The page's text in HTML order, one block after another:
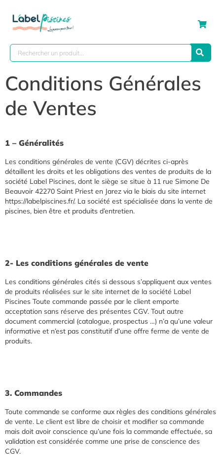
Conditions Générales
de Ventes
1 – Généralités
Les conditions générales de vente (CGV) décrites ci-après
détaillent les droits et les obligations des ventes de produits de la
société Label Piscines, dont le siège se situe à 11 rue Simone De
Beauvoir 42270 Saint Priest en Jarez via le biais du site internet
https://labelpiscines.fr/. La société est spécialisée dans la vente de
piscines, bien être et produits d’entretien.
2- Les conditions générales de vente
Les conditions générales cités si dessous s’appliquent aux ventes
de produits réalisées sur le site internet de la société Label
Piscines Toute commande passée par le client emporte
acceptation sans réserve des présentes CGV. Tout autre
document commercial (catalogue, prospectus …) n’a qu’une valeur
informative et n’est pas constitutif d’une offre ferme de vente de
produits.
3. Commandes
Toute commande se conforme aux règles des conditions générales
de vente. Le client est libre de choisir et modifier sa commande
mais doit avoir conscience qu’une fois la commande effectuée, sa
validation est considérée comme une prise de conscience des
CGV.